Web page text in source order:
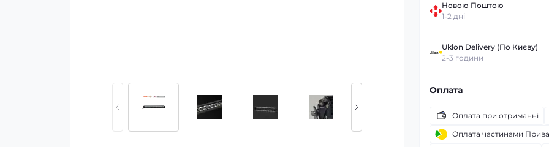
Новою Поштою
1-2 дні
Uklon Delivery (По Києву)
2-3 години
Оплата
Оплата при отриманні
Оплата частинами